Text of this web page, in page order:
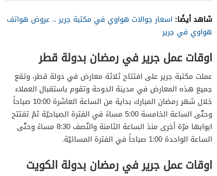
شاهد أيضًا: اسعار جوالات هواوي في مكتبة جرير .. عروض هواتف
هواوي في جرير
اوقات عمل جرير في رمضان بدولة قطر
عملت مكتبة جرير على افتتاح ثلاثة معارض في دولة قطر، وتقع
جميع هذه المعارض في مدينة الدوحة وتقوم باستقبال العملاء
خلال شهر رمضان المبارك بداية من الساعة العاشرة 10:00 صباحاً
وحتّى الساعة الخامسة 5:00 مساءً في الفترة الصباحيّة ثمّ تفتتح
ابوابها مرّة أخرى منذ الساعة الثامنة والنّصف 8:30 مساءً وحتّى
الساعة الواحدة 1:00 صباحاً في الفترة المسائيّة.
اوقات عمل جرير في رمضان بدولة الكويت